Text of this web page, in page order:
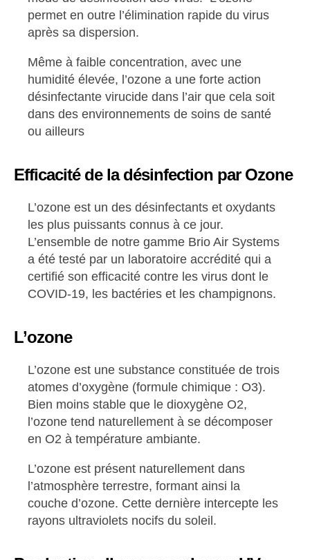
permet en outre l’élimination rapide du virus
après sa dispersion.
Même à faible concentration, avec une
humidité élevée, l’ozone a une forte action
désinfectante virucide dans l’air que cela soit
dans des environnements de soins de santé
ou ailleurs
Efficacité de la désinfection par Ozone
L’ozone est un des désinfectants et oxydants
les plus puissants connus à ce jour.
L’ensemble de notre gamme Brio Air Systems
a été testé par un laboratoire accrédité qui a
certifié son efficacité contre les virus dont le
COVID-19, les bactéries et les champignons.
L’ozone
L’ozone est une substance constituée de trois
atomes d’oxygène (formule chimique : O3).
Bien moins stable que le dioxygène O2,
l’ozone tend naturellement à se décomposer
en O2 à température ambiante.
L’ozone est présent naturellement dans
l’atmosphère terrestre, formant ainsi la
couche d’ozone. Cette dernière intercepte les
rayons ultraviolets nocifs du soleil.